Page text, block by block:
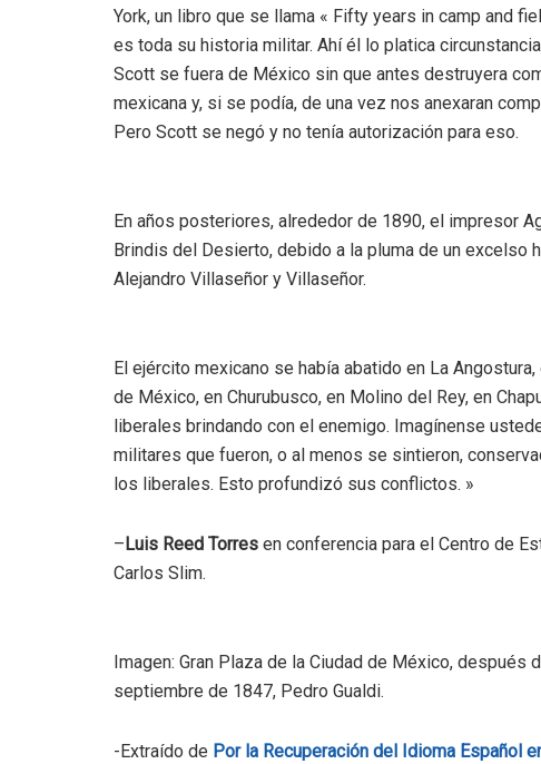
York, un libro que se llama « Fifty years in camp and
es toda su historia militar. Ahí él lo platica
Scott se fuera de México sin que antes destruyera
mexicana y, si se podía, de una vez nos anexaran
Pero Scott se negó y no tenía autorización para eso.
En años posteriores, alrededor de 1890, el impresor
Brindis del Desierto, debido a la pluma de un
Alejandro Villaseñor y Villaseñor.
El ejército mexicano se había abatido en La
de México, en Churubusco, en Molino del Rey, en
liberales brindando con el enemigo. Imagínense
militares que fueron, o al menos se sintieron,
los liberales. Esto profundizó sus conflictos. »
– Luis Reed Torres en conferencia para el Centro de
Carlos Slim.
Imagen: Gran Plaza de la Ciudad de México,
septiembre de 1847, Pedro Gualdi.
-Extraído de Por la Recuperación del Idioma Español